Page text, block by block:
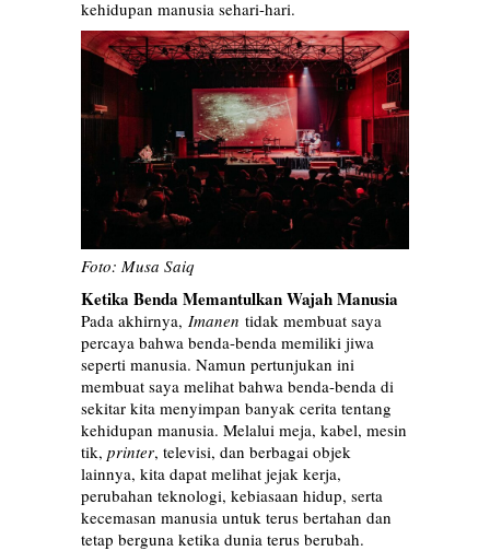
kehidupan manusia sehari-hari.
Foto: Musa Saiq
Ketika Benda Memantulkan Wajah Manusia
Pada akhirnya, Imanen tidak membuat saya
percaya bahwa benda-benda memiliki jiwa
seperti manusia. Namun pertunjukan ini
membuat saya melihat bahwa benda-benda di
sekitar kita menyimpan banyak cerita tentang
kehidupan manusia. Melalui meja, kabel, mesin
tik, printer, televisi, dan berbagai objek
lainnya, kita dapat melihat jejak kerja,
perubahan teknologi, kebiasaan hidup, serta
kecemasan manusia untuk terus bertahan dan
tetap berguna ketika dunia terus berubah.